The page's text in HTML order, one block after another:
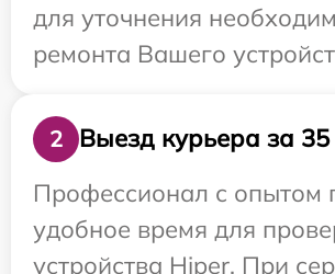
для уточнения
ремонта Вашего
2
Выезд курьера за 35
Профессионал с опытом
удобное время для
устройства Hiper. При